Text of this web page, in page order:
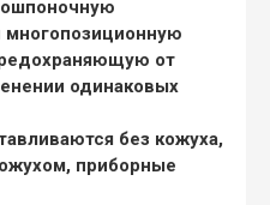
многопозиционную
от
одинаковых
без кожуха,
приборные